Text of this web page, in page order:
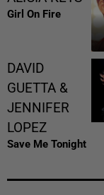
Girl On Fire
DAVID
GUETTA &
JENNIFER
LOPEZ
Save Me Tonight